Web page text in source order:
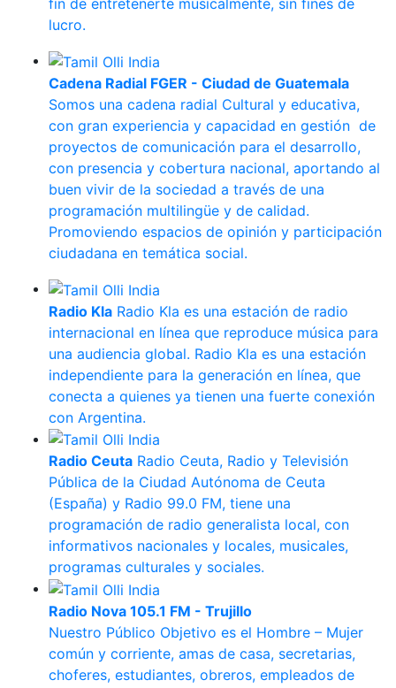
fin de entretenerte musicalmente, sin fines de
lucro.
Cadena Radial FGER - Ciudad de Guatemala
Somos una cadena radial Cultural y educativa,
con gran experiencia y capacidad en gestión de
proyectos de comunicación para el desarrollo,
con presencia y cobertura nacional, aportando al
buen vivir de la sociedad a través de una
programación multilingüe y de calidad.
Promoviendo espacios de opinión y participación
ciudadana en temática social.
Radio Kla Radio Kla es una estación de radio
internacional en línea que reproduce música para
una audiencia global. Radio Kla es una estación
independiente para la generación en línea, que
conecta a quienes ya tienen una fuerte conexión
con Argentina.
Radio Ceuta Radio Ceuta, Radio y Televisión
Pública de la Ciudad Autónoma de Ceuta
(España) y Radio 99.0 FM, tiene una
programación de radio generalista local, con
informativos nacionales y locales, musicales,
programas culturales y sociales.
Radio Nova 105.1 FM - Trujillo
Nuestro Público Objetivo es el Hombre – Mujer
común y corriente, amas de casa, secretarias,
choferes, estudiantes, obreros, empleados de